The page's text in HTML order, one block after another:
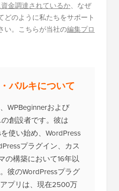
金調達されているか、なぜ
どのように私たちをサポート
い。こちらが当社の編集プロ
バルキについて
WPBeginnerおよび
創設者です。彼は
使い始め、WordPress
プラグイン、カス
の構築において16年以
彼のWordPressプラグ
プリは、現在2500万